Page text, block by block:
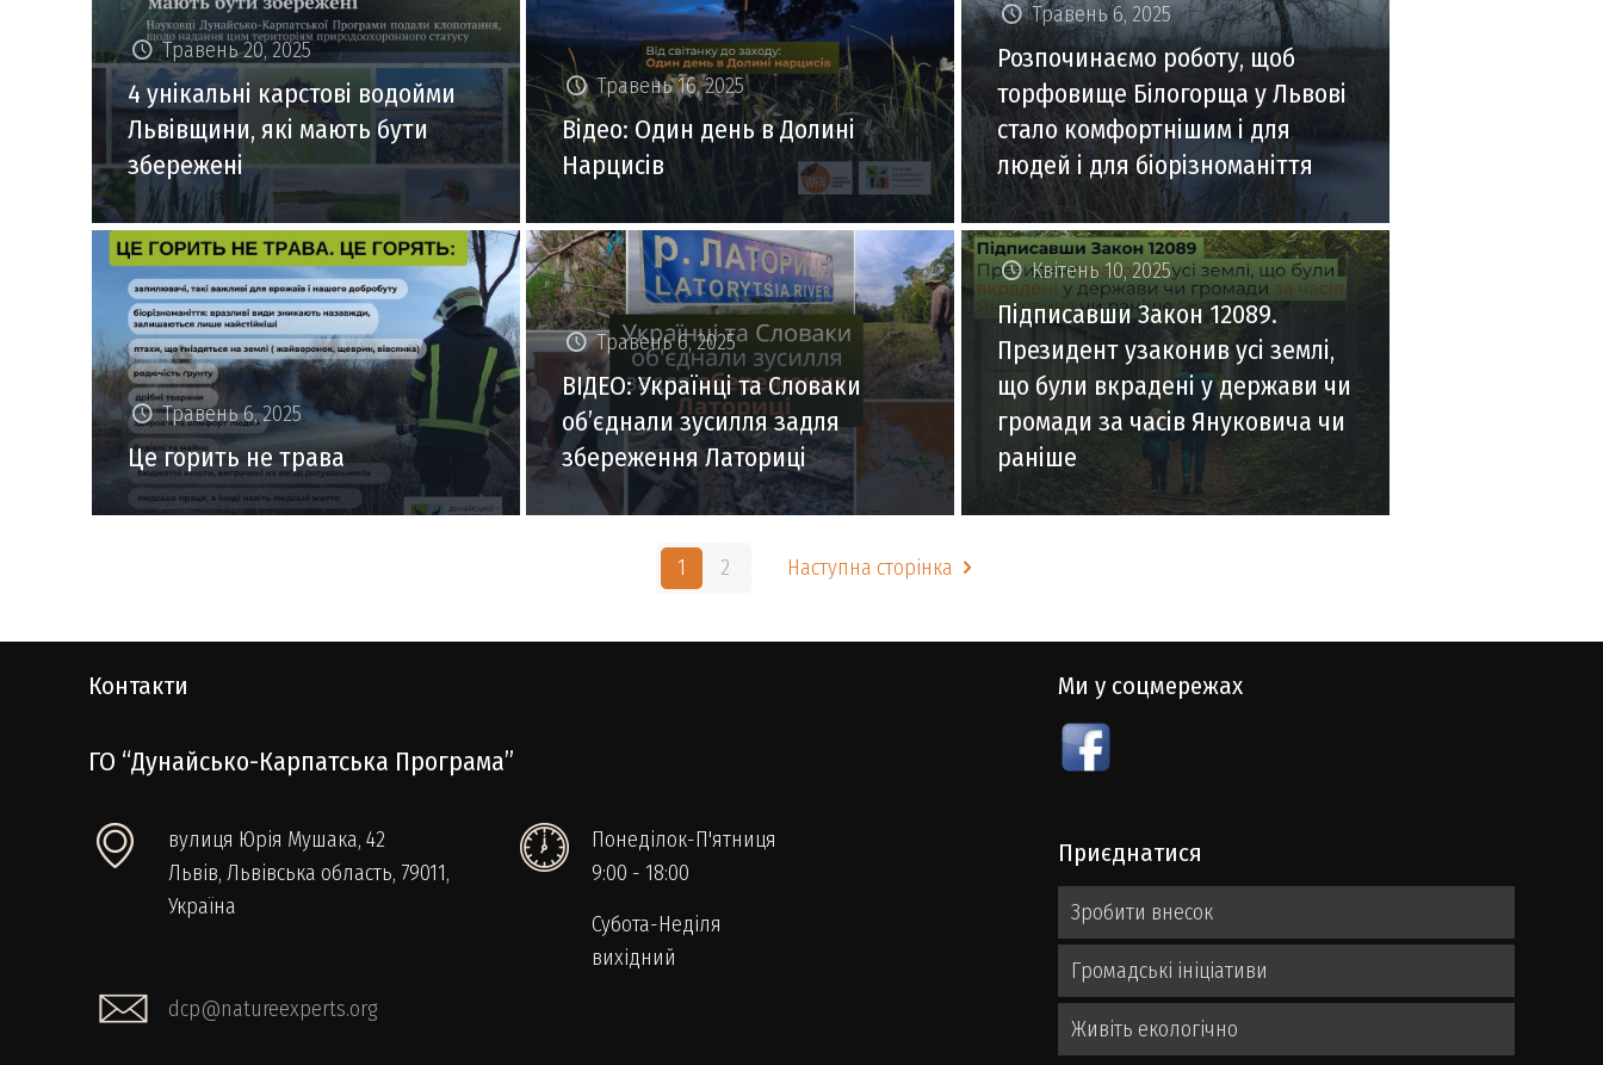
Травень 20, 2025
4 унікальні карстові водойми
Львівщини, які мають бути
збережені
Травень 16, 2025
Відео: Один день в Долині
Нарцисів
Травень 6, 2025
Розпочинаємо роботу, щоб
торфовище Білогорща у Львові
стало комфортнішим і для
людей і для біорізноманіття
Травень 6, 2025
Це горить не трава
Травень 6, 2025
ВІДЕО: Українці та Словаки
об’єднали зусилля задля
збереження Латориці
Квітень 10, 2025
Підписавши Закон 12089.
Президент узаконив усі землі,
що були вкрадені у держави чи
громади за часів Януковича чи
раніше
1 2 Наступна сторінка
Контакти
ГО “Дунайсько-Карпатська Програма”
вулиця Юрія Мушака, 42
Львів, Львівська область, 79011,
Україна
Понеділок-П'ятниця
9:00 - 18:00
Субота-Неділя
вихідний
dcp@natureexperts.org
Ми у соцмережах
Приєднатися
Зробити внесок
Громадські ініціативи
Живіть екологічно